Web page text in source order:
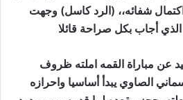
شفائه،، (الرد كاسل) وجهت
الذي أجاب بكل صراحة قائلا
عن مباراة القمه املته ظروف
الصاوي يبدأ أساسيا واحرازه